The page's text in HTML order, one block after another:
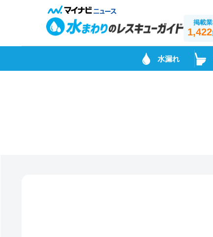
掲載
1,422
水漏れ